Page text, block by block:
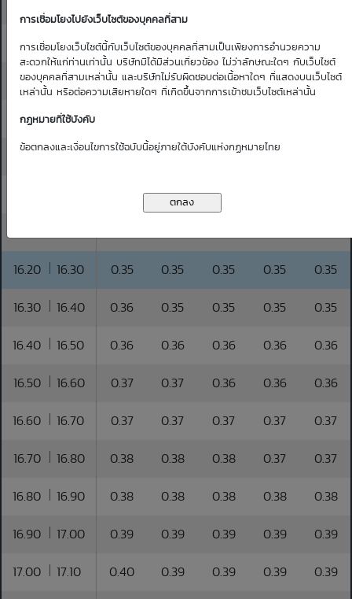
การเชื่อมโยงไปยังเว็บไซต์ของบุคคลที่สาม
การเชื่อมโยงเว็บไซต์นี้กับเว็บไซต์ของบุคคลที่สามเป็นเพียงการอำนวยความ
สะดวกให้แก่ท่านเท่านั้น บริษัทมิได้มีส่วนเกี่ยวข้อง ไม่ว่าลักษณะใดๆ กับเว็บไซต์
ของบุคคลที่สามเหล่านั้น และบริษัทไม่รับผิดชอบต่อเนื้อหาใดๆ ที่แสดงบนเว็บไซต์
เหล่านั้น หรือต่อความเสียหายใดๆ ที่เกิดขึ้นจากการเข้าชมเว็บไซต์เหล่านั้น
กฏหมายที่ใช้บังคับ
ข้อตกลงและเงื่อนไขการใช้ฉบับนี้อยู่ภายใต้บังคับแห่งกฏหมายไทย
15.60 15.70 0.32 0.32 0.31 0.31 0.31
15.70 15.80 0.32 0.32 0.32 0.32 0.32
15.80 15.90
15.90 16.00 0.33 0.33 0.33 0.33
0.34 0.34
16.20 16.30 0.35 0.35 0.35 0.35 0.35
16.30 16.40 0.36 0.35 0.35 0.35 0.35
16.40 16.50 0.36 0.36 0.36 0.36 0.36
16.50 16.60 0.37 0.37 0.36 0.36 0.36
16.60 16.70 0.37 0.37 0.37 0.37 0.37
16.70 16.80 0.38 0.38 0.38 0.37 0.37
16.80 16.90 0.38 0.38 0.38 0.38 0.38
16.90 17.00 0.39 0.39 0.39 0.39 0.39
17.00 17.10 0.40 0.39 0.39 0.39 0.39